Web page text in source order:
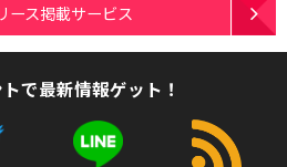
ース掲載サービス
で最新情報ゲット！